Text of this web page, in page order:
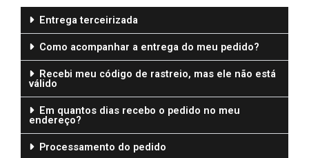
Entrega terceirizada
Como acompanhar a entrega do meu pedido?
Recebi meu código de rastreio, mas ele não está
válido
Em quantos dias recebo o pedido no meu
endereço?
Processamento do pedido